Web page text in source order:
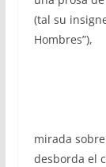
(tal su
mirada
desborda el